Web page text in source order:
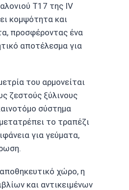
T17 της IV
κομψότητα και
προσφέροντας ένα
αποτέλεσμα για
του αρμονείται
ζεστούς ξύλινους
σύστημα
το τραπέζι
για γεύματα,
χώρο, η
και αντικειμένων